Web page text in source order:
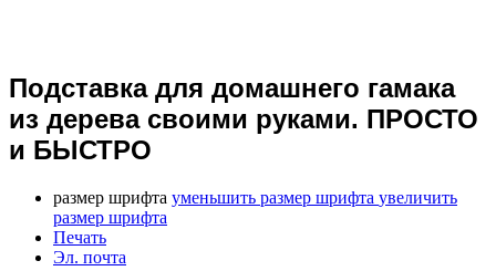
Подставка для домашнего гамака
из дерева своими руками. ПРОСТО
и БЫСТРО
размер шрифта уменьшить размер шрифта увеличить
размер шрифта
Печать
Эл. почта